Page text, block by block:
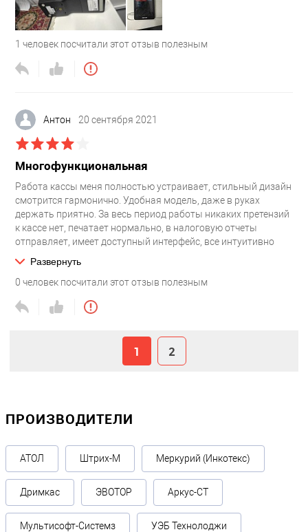
1 человек посчитали этот отзыв полезным
Антон 20 сентября 2021
Многофункциональная
Работа кассы меня полностью устраивает, стильный дизайн
смотрится гармонично. Удобная модель, даже в руках
держать приятно. За весь период работы никаких претензий
к кассе нет, печатает нормально, в налоговую отчеты
отправляет, имеет доступный интерфейс, все интуитивно
Развернуть
0 человек посчитали этот отзыв полезным
1 2
ПРОИЗВОДИТЕЛИ
АТОЛ Штрих-М Меркурий (Инкотекс)
Дримкас ЭВОТОР Аркус-СТ
Мультисофт-Системз УЭБ Технолоджи